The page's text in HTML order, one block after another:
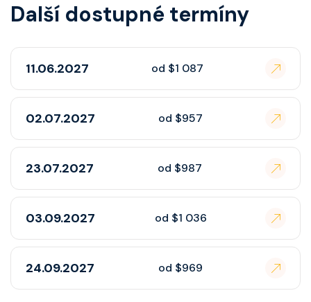
Další dostupné termíny
11.06.2027 od $1 087
02.07.2027 od $957
23.07.2027 od $987
03.09.2027 od $1 036
24.09.2027 od $969